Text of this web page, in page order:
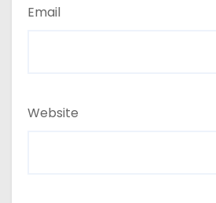
Email
Website